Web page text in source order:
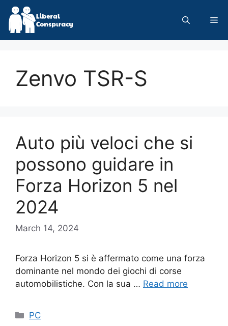
Skip
content
Zenvo TSR-S
Auto più veloci che si
possono guidare in
Forza Horizon 5 nel
2024
March 14, 2024
Forza Horizon 5 si è affermato come una forza
dominante nel mondo dei giochi di corse
automobilistiche. Con la sua … Read more
Categories
PC